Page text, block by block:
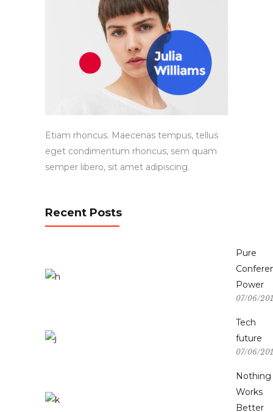
Etiam rhoncus. Maecenas tempus, tellus
eget condimentum rhoncus, sem quam
semper libero, sit amet adipiscing.
Recent Posts
Pure
Power
07/06/
Tech
future
07/06/
Nothing
Works
Better